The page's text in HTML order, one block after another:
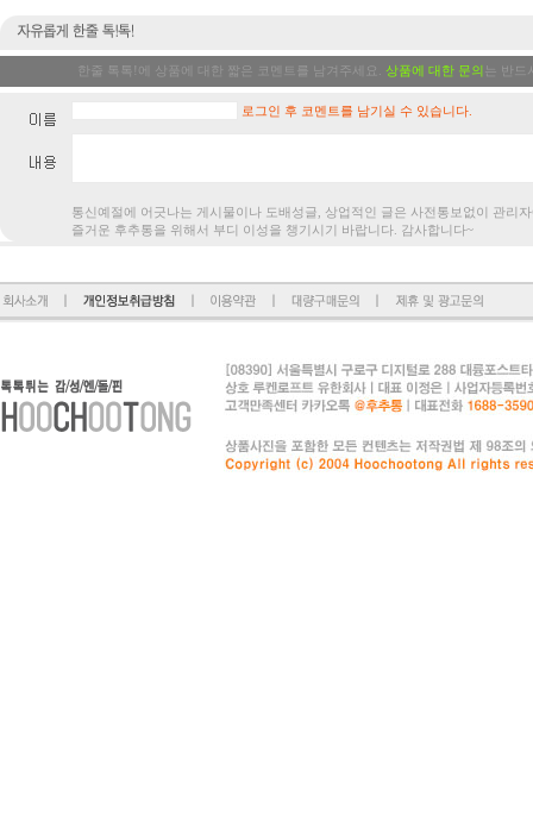
한줄 톡톡!에 상품에 대한 짧은 코멘트를 남겨주세요. 상품에 대한 문의 는 반드
로그인 후 코멘트를 남기실 수 있습니다.
통신예절에 어긋나는 게시물이나 도배성글, 상업적인 글은 사전통
즐거운 후추통을 위해서 부디 이성을 챙기시기 바랍니다. 감사합니다~